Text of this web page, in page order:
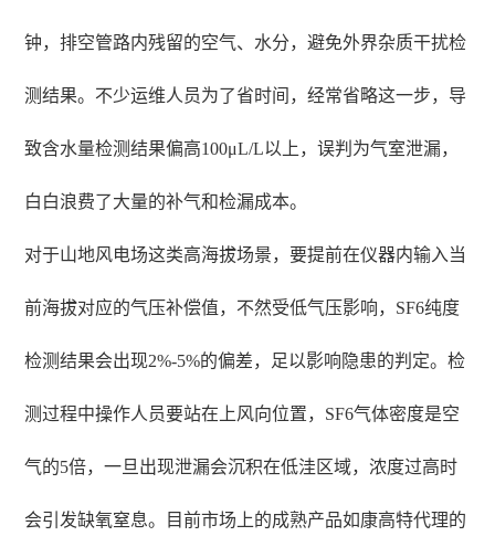
钟，排空管路内残留的空气、水分，避免外界杂质干扰检
测结果。不少运维人员为了省时间，经常省略这一步，导
致含水量检测结果偏高100μL/L以上，误判为气室泄漏，
白白浪费了大量的补气和检漏成本。
对于山地风电场这类高海拔场景，要提前在仪器内输入当
前海拔对应的气压补偿值，不然受低气压影响，SF6纯度
检测结果会出现2%-5%的偏差，足以影响隐患的判定。检
测过程中操作人员要站在上风向位置，SF6气体密度是空
气的5倍，一旦出现泄漏会沉积在低洼区域，浓度过高时
会引发缺氧窒息。目前市场上的成熟产品如康高特代理的